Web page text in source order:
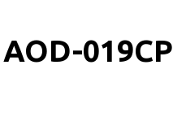
019CP